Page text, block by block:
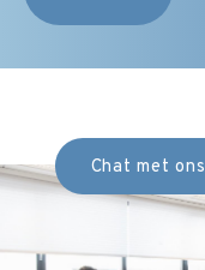
Chat met ons